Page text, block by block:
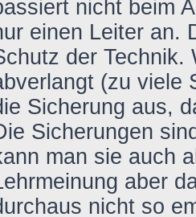
nicht beim
einen Leiter an.
der Technik.
(zu viele
Sicherung aus,
Sicherungen
man sie auch
aber
nicht so